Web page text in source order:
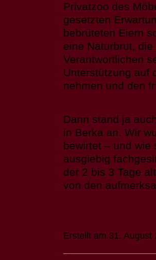
Privatzoo des
gesetzten
bebrüteten Eiern
eine Naturbrut,
Verantwortlichen
Unterstützung auf
nehmen und den
Dann stand ja
in Berka an. Wir
bewirtet – und wie
ausgiebig
der 2 bis 3 Tage
von den
Erstellt am 31.